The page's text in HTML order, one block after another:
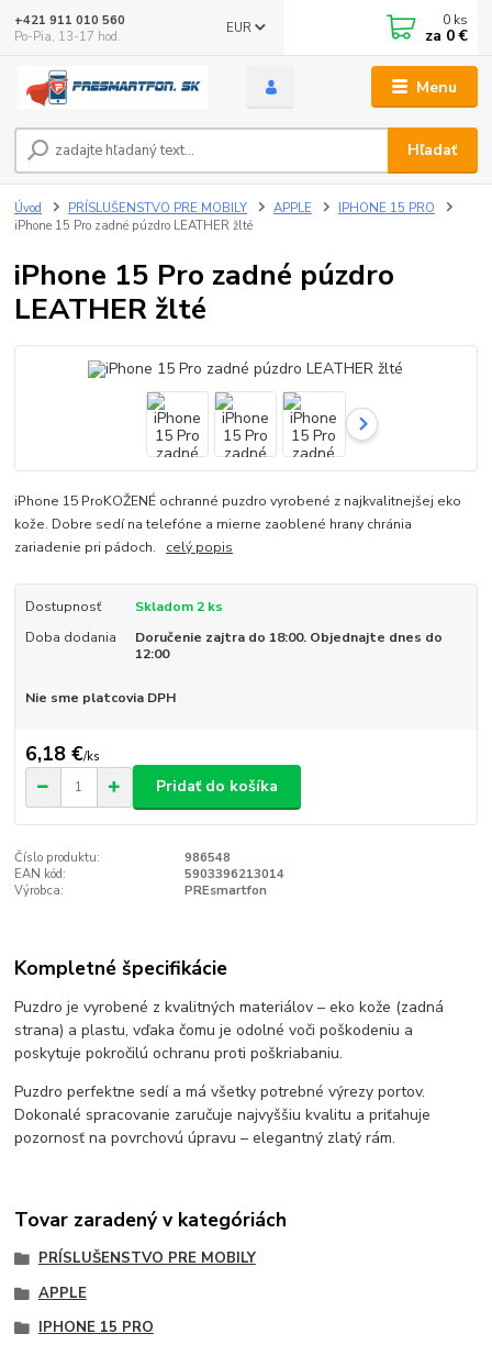
Menu
EUR
Hľadať
+421 911 010 560
Po-Pia, 13-17 hod.
0 ks
za 0 €
Úvod PRÍSLUŠENSTVO PRE MOBILY APPLE
IPHONE 15 PRO
iPhone 15 Pro zadné púzdro LEATHER žlté
iPhone 15 Pro zadné púzdro
LEATHER žlté
iPhone 15 ProKOŽENÉ ochranné puzdro vyrobené z najkvalitnejšej eko
kože. Dobre sedí na telefóne a mierne zaoblené hrany chránia
zariadenie pri pádoch. celý popis
Dostupnosť
Skladom 2 ks
Doba dodania
Doručenie zajtra do 18:00. Objednajte dnes do
12:00
Nie sme platcovia DPH
6,18 €/ks
Pridať do košíka
Číslo produktu:
986548
EAN kód:
5903396213014
Výrobca:
PREsmartfon
Kompletné špecifikácie
Puzdro je vyrobené z kvalitných materiálov – eko kože (zadná
strana) a plastu, vďaka čomu je odolné voči poškodeniu a
poskytuje pokročilú ochranu proti poškriabaniu.
Puzdro perfektne sedí a má všetky potrebné výrezy portov.
Dokonalé spracovanie zaručuje najvyššiu kvalitu a priťahuje
pozornosť na povrchovú úpravu – elegantný zlatý rám.
Tovar zaradený v kategóriách
PRÍSLUŠENSTVO PRE MOBILY
APPLE
IPHONE 15 PRO